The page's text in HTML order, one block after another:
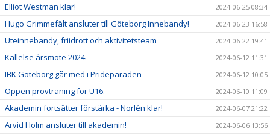
Elliot Westman klar! 2024-06-25 08:34
Hugo Grimmefält ansluter till Göteborg Innebandy! 2024-06-23 16:58
Uteinnebandy, friidrott och aktivitetsteam 2024-06-22 19:41
Kallelse årsmöte 2024. 2024-06-12 11:31
IBK Göteborg går med i Prideparaden 2024-06-12 10:05
Öppen provträning för U16. 2024-06-10 11:09
Akademin fortsätter förstärka - Norlén klar! 2024-06-07 21:22
Arvid Holm ansluter till akademin! 2024-06-06 13:56